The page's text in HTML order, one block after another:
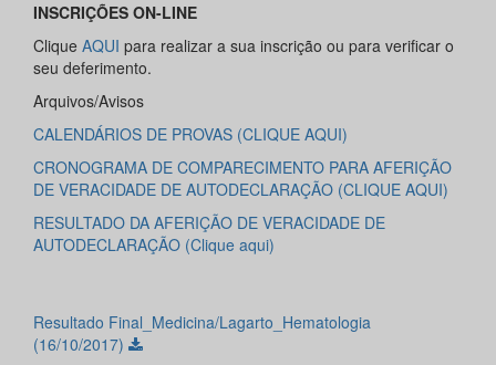
INSCRIÇÕES ON-LINE
Clique AQUI para realizar a sua inscrição ou para verificar o
seu deferimento.
Arquivos/Avisos
CALENDÁRIOS DE PROVAS (CLIQUE AQUI)
CRONOGRAMA DE COMPARECIMENTO PARA AFERIÇÃO
DE VERACIDADE DE AUTODECLARAÇÃO (CLIQUE AQUI)
RESULTADO DA AFERIÇÃO DE VERACIDADE DE
AUTODECLARAÇÃO (Clique aqui)
Resultado Final_Medicina/Lagarto_Hematologia
(16/10/2017)